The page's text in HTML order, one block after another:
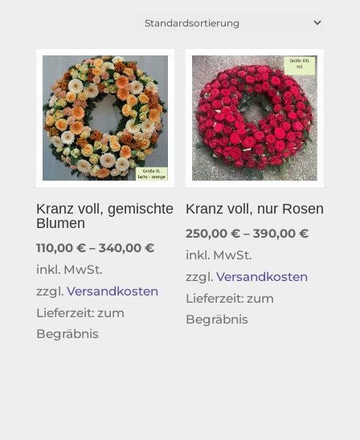
Kranz voll, gemischte
Blumen
110,00 €– 340,00 €
inkl. MwSt.
zzgl. Versandkosten
Lieferzeit: zum
Begräbnis
Kranz voll, nur Rosen
250,00€ –390,00€
inkl. MwSt.
zzgl.Versandkosten
Lieferzeit:zum
Begräbnis